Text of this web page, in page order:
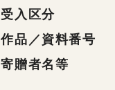
受入区分
作品／資料番号
寄贈者名等